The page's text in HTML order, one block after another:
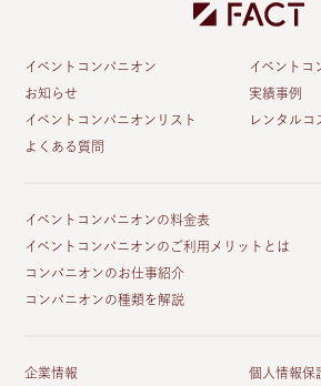
イベントコンパニオン
イベントコ
お知らせ
実績事例
イベントコンパニオンリスト
レンタルコ
よくある質問
イベントコンパニオンの料金表
イベントコンパニオンのご利用メリットとは
コンパニオンのお仕事紹介
コンパニオンの種類を解説
企業情報 個人情報保